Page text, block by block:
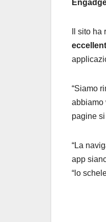
Il sito
“Siamo
abbiamo
pagine
“La
app
“lo